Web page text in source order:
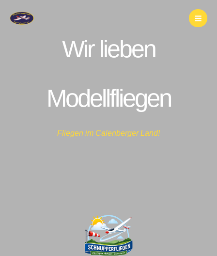
Inhalt
Wir lieben
Modellfliegen
Fliegen im Calenberger Land!